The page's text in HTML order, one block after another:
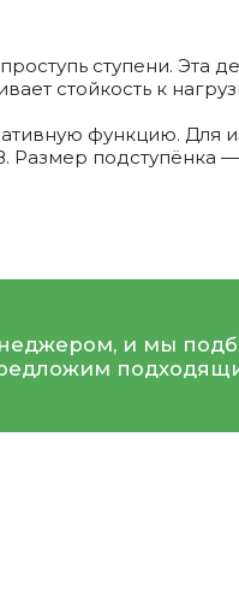
ступени. Эта
стойкость к
функцию. Для
Размер подступёнка
и мы